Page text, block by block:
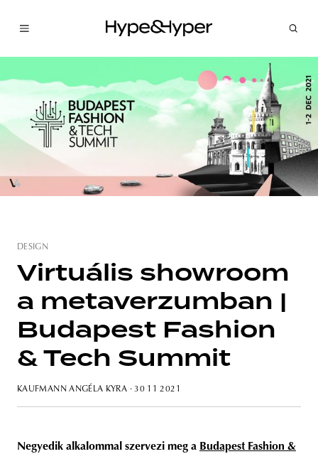
budapest poland
DESIGN
Virtuális showroom
a metaverzumban |
Budapest Fashion
& Tech Summit
KAUFMANN ANGÉLA KYRA · 30 11 2021
Negyedik alkalommal szervezi meg a Budapest Fashion &